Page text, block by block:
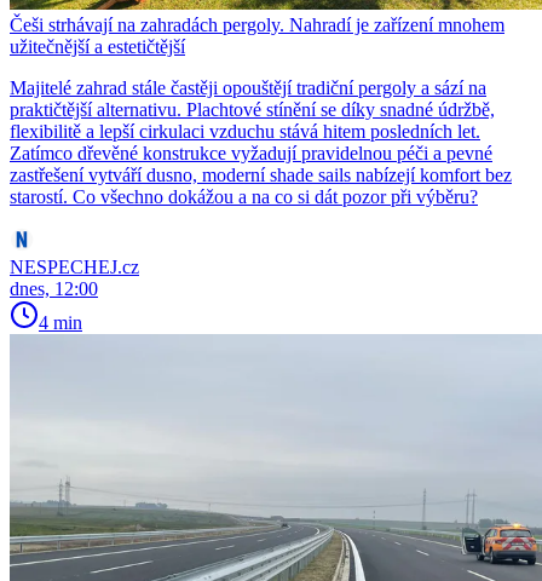
Češi strhávají na zahradách pergoly. Nahradí je zařízení mnohem
užitečnější a estetičtější
Majitelé zahrad stále častěji opouštějí tradiční pergoly a sází na
praktičtější alternativu. Plachtové stínění se díky snadné údržbě,
flexibilitě a lepší cirkulaci vzduchu stává hitem posledních let.
Zatímco dřevěné konstrukce vyžadují pravidelnou péči a pevné
zastřešení vytváří dusno, moderní shade sails nabízejí komfort bez
starostí. Co všechno dokážou a na co si dát pozor při výběru?
NESPECHEJ.cz
dnes, 12:00
4 min